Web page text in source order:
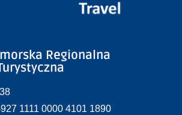
Regionalna
1111 0000 4101 1890